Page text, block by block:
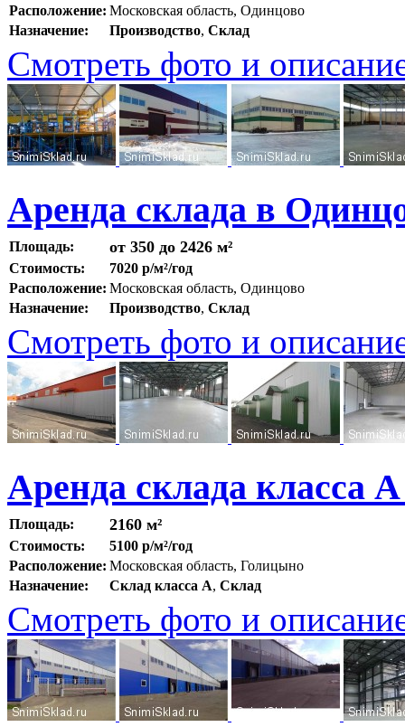
Расположение: Московская область, Одинцово
Назначение:
Производство, Склад
Смотреть фото и
Аренда склада в
Площадь: от 350 до 2426 м²
Стоимость:
7020 р/м²/год
Расположение: Московская область, Одинцово
Назначение:
Производство, Склад
Смотреть фото и
Аренда склада класса
Площадь: 2160 м²
Стоимость:
5100 р/м²/год
Расположение: Московская область, Голицыно
Назначение:
Склад класса A, Склад
Смотреть фото и